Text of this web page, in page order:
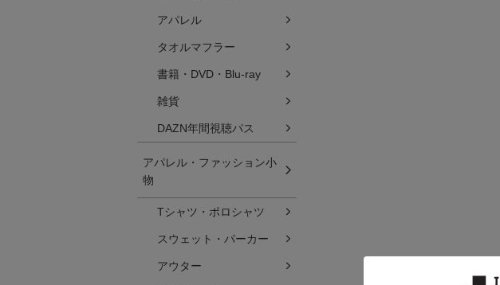
アパレル
タオルマフラー
書籍・DVD・Blu-ray
雑貨
DAZN年間視聴パス
アパレル・ファッション小
物
Tシャツ・ポロシャツ
スウェット・パーカー
アウター